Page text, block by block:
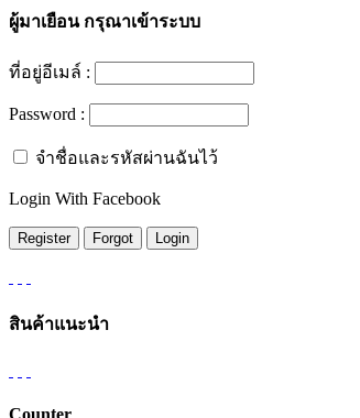
ผู้มาเยือนกรุณาเข้าระบบ
ที่อยู่อีเมล์ :
Password :
จำชื่อและรหัสผ่านฉันไว้
Login With Facebook
สินค้าแนะนำ
Counter